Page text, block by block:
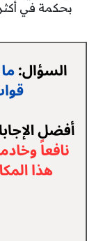
بحكمة في